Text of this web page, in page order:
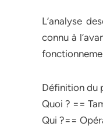
L’analyse
connu à
Définition du
Quoi ? ==
Qui ?==